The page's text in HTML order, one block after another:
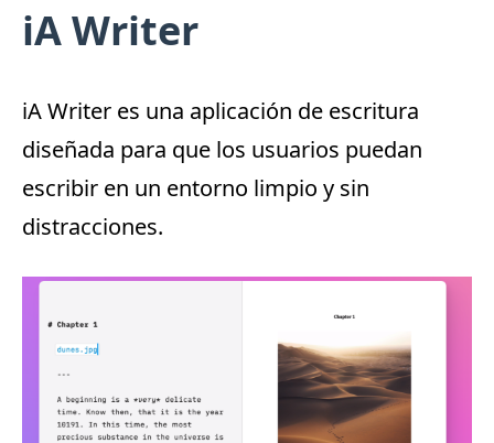
iA Writer
iA Writer es una aplicación de escritura
diseñada para que los usuarios puedan
escribir en un entorno limpio y sin
distracciones.